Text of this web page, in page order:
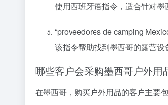
使用西班牙语指令，适合针对墨
“proveedores de camping
该指令帮助找到墨西哥的露营设
哪些客户会采购墨西哥户外用
在墨西哥，购买户外用品的客户主要包